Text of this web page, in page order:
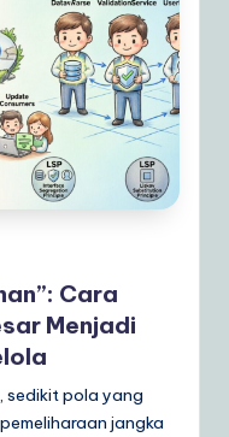
Cara
Menjadi
sedikit pola yang
jangka